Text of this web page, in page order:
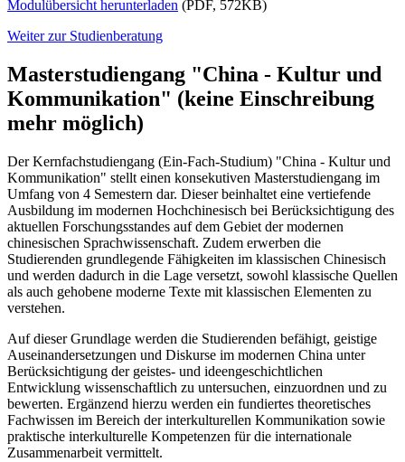
Modulübersicht herunterladen (PDF, 572KB)
Weiter zur Studienberatung
Masterstudiengang "China - Kultur und
Kommunikation" (keine Einschreibung
mehr möglich)
Der Kernfachstudiengang (Ein-Fach-Studium) "China - Kultur und
Kommunikation" stellt einen konsekutiven Masterstudiengang im
Umfang von 4 Semestern dar. Dieser beinhaltet eine vertiefende
Ausbildung im modernen Hochchinesisch bei Berücksichtigung des
aktuellen Forschungsstandes auf dem Gebiet der modernen
chinesischen Sprachwissenschaft. Zudem erwerben die
Studierenden grundlegende Fähigkeiten im klassischen Chinesisch
und werden dadurch in die Lage versetzt, sowohl klassische Quellen
als auch gehobene moderne Texte mit klassischen Elementen zu
verstehen.
Auf dieser Grundlage werden die Studierenden befähigt, geistige
Auseinandersetzungen und Diskurse im modernen China unter
Berücksichtigung der geistes- und ideengeschichtlichen
Entwicklung wissenschaftlich zu untersuchen, einzuordnen und zu
bewerten. Ergänzend hierzu werden ein fundiertes theoretisches
Fachwissen im Bereich der interkulturellen Kommunikation sowie
praktische interkulturelle Kompetenzen für die internationale
Zusammenarbeit vermittelt.